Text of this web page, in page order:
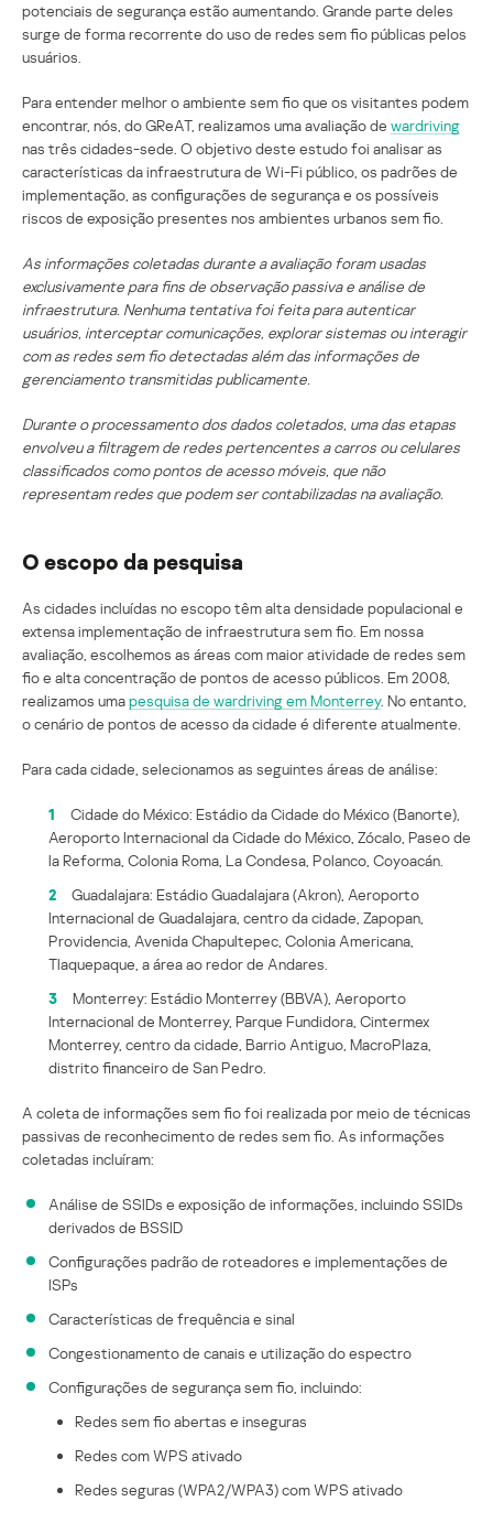
potenciais de segurança estão aumentando. Grande parte deles
surge de forma recorrente do uso de redes sem fio públicas pelos
usuários.
Para entender melhor o ambiente sem fio que os visitantes podem
encontrar, nós, do GReAT, realizamos uma avaliação de wardriving
nas três cidades-sede. O objetivo deste estudo foi analisar as
características da infraestrutura de Wi-Fi público, os padrões de
implementação, as configurações de segurança e os possíveis
riscos de exposição presentes nos ambientes urbanos sem fio.
As informações coletadas durante a avaliação foram usadas
exclusivamente para fins de observação passiva e análise de
infraestrutura. Nenhuma tentativa foi feita para autenticar
usuários, interceptar comunicações, explorar sistemas ou interagir
com as redes sem fio detectadas além das informações de
gerenciamento transmitidas publicamente.
Durante o processamento dos dados coletados, uma das etapas
envolveu a filtragem de redes pertencentes a carros ou celulares
classificados como pontos de acesso móveis, que não
representam redes que podem ser contabilizadas na avaliação.
O escopo da pesquisa
As cidades incluídas no escopo têm alta densidade populacional e
extensa implementação de infraestrutura sem fio. Em nossa
avaliação, escolhemos as áreas com maior atividade de redes sem
fio e alta concentração de pontos de acesso públicos. Em 2008,
realizamos umapesquisa de wardriving em Monterrey. No entanto,
o cenário de pontos de acesso da cidade é diferente atualmente.
Para cada cidade, selecionamos as seguintes áreas de análise:
1
Cidade do México: Estádio da Cidade do México (Banorte),
Aeroporto Internacional da Cidade do México, Zócalo, Paseo de
la Reforma, Colonia Roma, La Condesa, Polanco, Coyoacán.
2
Guadalajara: Estádio Guadalajara (Akron), Aeroporto
Internacional de Guadalajara, centro da cidade, Zapopan,
Providencia, Avenida Chapultepec, Colonia Americana,
Tlaquepaque, a área ao redor de Andares.
3
Monterrey: Estádio Monterrey (BBVA), Aeroporto
Internacional de Monterrey, Parque Fundidora, Cintermex
Monterrey, centro da cidade, Barrio Antiguo, MacroPlaza,
distrito financeiro de San Pedro.
A coleta de informações sem fio foi realizada por meio de técnicas
passivas de reconhecimento de redes sem fio. As informações
coletadas incluíram:
Análise de SSIDs e exposição de informações, incluindo SSIDs
derivados de BSSID
Configurações padrão de roteadores e implementações de
ISPs
Características de frequência e sinal
Congestionamento de canais e utilização do espectro
Configurações de segurança sem fio, incluindo:
Redes sem fio abertas e inseguras
Redes com WPS ativado
Redes seguras (WPA2/WPA3) com WPS ativado